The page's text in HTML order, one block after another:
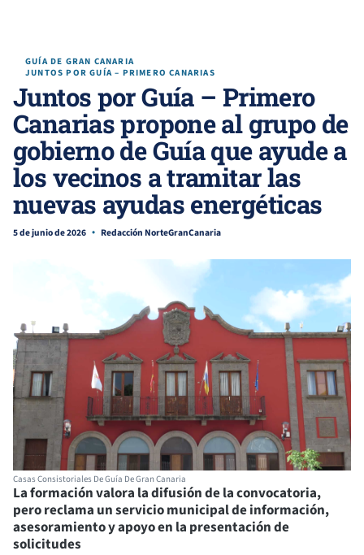
GUÍA DE GRAN CANARIA
JUNTOS POR GUÍA – PRIMERO CANARIAS
Juntos por Guía – Primero
Canarias propone al grupo de
gobierno de Guía que ayude a
los vecinos a tramitar las
nuevas ayudas energéticas
5 de junio de 2026 Redacción NorteGranCanaria
Casas Consistoriales De Guía De Gran Canaria
La formación valora la difusión de la convocatoria,
pero reclama un servicio municipal de información,
asesoramiento y apoyo en la presentación de
solicitudes